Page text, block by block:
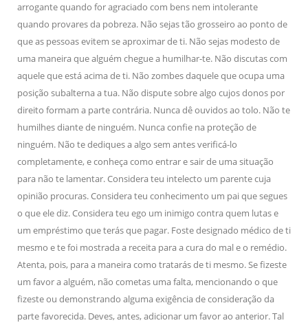
arrogante quando for agraciado com bens nem intolerante
quando provares da pobreza. Não sejas tão grosseiro ao ponto de
que as pessoas evitem se aproximar de ti. Não sejas modesto de
uma maneira que alguém chegue a humilhar-te. Não discutas com
aquele que está acima de ti. Não zombes daquele que ocupa uma
posição subalterna a tua. Não dispute sobre algo cujos donos por
direito formam a parte contrária. Nunca dê ouvidos ao tolo. Não te
humilhes diante de ninguém. Nunca confie na proteção de
ninguém. Não te dediques a algo sem antes verificá-lo
completamente, e conheça como entrar e sair de uma situação
para não te lamentar. Considera teu intelecto um parente cuja
opinião procuras. Considera teu conhecimento um pai que segues
o que ele diz. Considera teu ego um inimigo contra quem lutas e
um empréstimo que terás que pagar. Foste designado médico de ti
mesmo e te foi mostrada a receita para a cura do mal e o remédio.
Atenta, pois, para a maneira como tratarás de ti mesmo. Se fizeste
um favor a alguém, não cometas uma falta, mencionando o que
fizeste ou demonstrando alguma exigência de consideração da
parte favorecida. Deves, antes, adicionar um favor ao anterior. Tal